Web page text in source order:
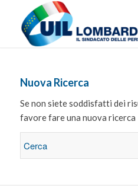
Nuova Ricerca
Se non siete soddisfatti dei
favore fare una nuova ricerca